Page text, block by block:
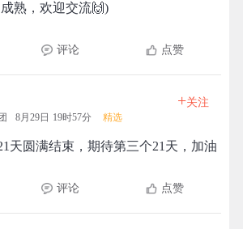
熟，欢迎交流🙌)
评论 点赞
8月29日 19时57分 精选
+关注
天圆满结束，期待第三个21天，加油
评论 点赞